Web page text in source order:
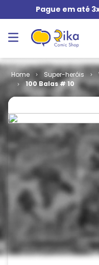
Pague em até
Super-heróis
100 Balas # 10